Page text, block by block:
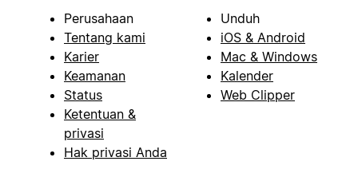
Perusahaan
Tentang kami
Karier
Keamanan
Status
Ketentuan &
privasi
Hak privasi Anda
Unduh
iOS & Android
Mac & Windows
Kalender
Web Clipper